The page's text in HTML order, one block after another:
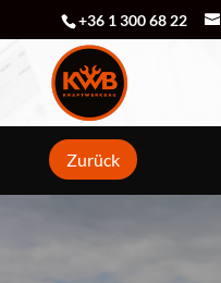
+36 1 300 68 22
Zurück